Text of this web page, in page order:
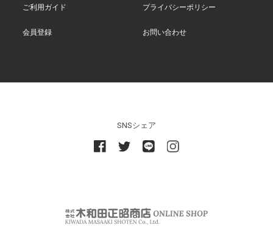
ご利用ガイド プライバシーポリシー
会員登録 お問い合わせ
SNSシェア